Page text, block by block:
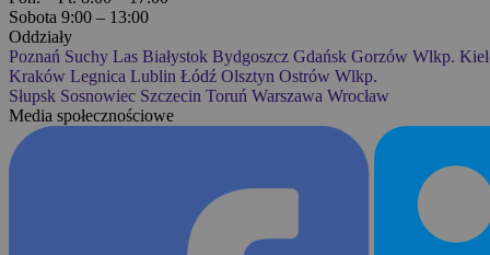
Sobota 9:00 – 13:00
Oddziały
Poznań Suchy Las Białystok Bydgoszcz Gdańsk Gorzów Wlkp.
Kraków Legnica Lublin Łódź Olsztyn Ostrów Wlkp.
Słupsk Sosnowiec Szczecin Toruń Warszawa Wrocław
Media społecznościowe